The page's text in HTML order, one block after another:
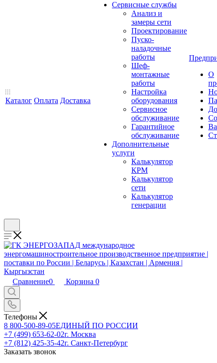
Каталог Оплата Доставка
Сервисные службы
Анализ и
замеры сети
Проектирование
Пуско-
наладочные
работы
Шеф-
монтажные
работы
Настройка
оборудования
Сервисное
обслуживание
Гарантийное
обслуживание
Дополнительные
услуги
Калькулятор
КРМ
Калькулятор
сети
Калькулятор
генерации
О
Сравнение0 Корзина 0
Телефоны
8 800-500-89-05ЕДИНЫЙ ПО РОССИИ
+7 (499) 653-62-02г. Москва
+7 (812) 425-35-42г. Санкт-Петербург
Заказать звонок